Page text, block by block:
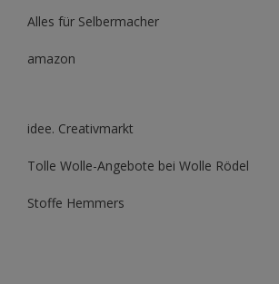
Alles für Selbermacher
amazon
idee. Creativmarkt
Tolle Wolle-Angebote bei Wolle Rödel
Stoffe Hemmers